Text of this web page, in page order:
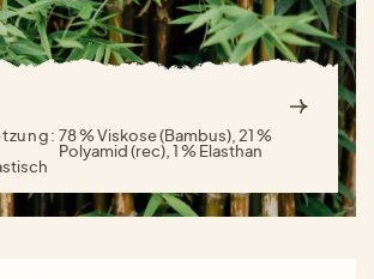
78 % Viskose (Bambus), 21 %
Polyamid (rec), 1 % Elasthan